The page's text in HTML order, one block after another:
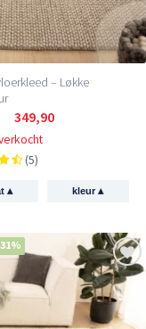
– Løkke
349,90
(5)
▴ kleur▴